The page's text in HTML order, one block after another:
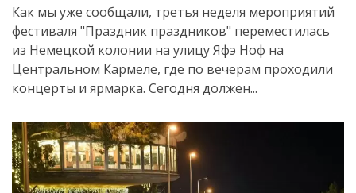
Как мы уже сообщали, третья неделя мероприятий
фестиваля "Праздник праздников" переместилась
из Немецкой колонии на улицу Яфэ Ноф на
Центральном Кармеле, где по вечерам проходили
концерты и ярмарка. Сегодня должен...